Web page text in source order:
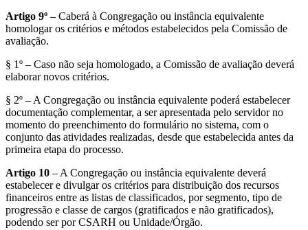
Artigo 9º – Caberá à Congregação ou instância equivalente
homologar os critérios e métodos estabelecidos pela Comissão de
avaliação.
§ 1º – Caso não seja homologado, a Comissão de avaliação deverá
elaborar novos critérios.
§ 2º – A Congregação ou instância equivalente poderá estabelecer
documentação complementar, a ser apresentada pelo servidor no
momento do preenchimento do formulário no sistema, com o
conjunto das atividades realizadas, desde que estabelecida antes da
primeira etapa do processo.
Artigo 10 – A Congregação ou instância equivalente deverá
estabelecer e divulgar os critérios para distribuição dos recursos
financeiros entre as listas de classificados, por segmento, tipo de
progressão e classe de cargos (gratificados e não gratificados),
podendo ser por CSARH ou Unidade/Órgão.